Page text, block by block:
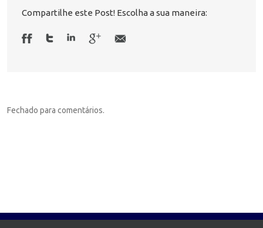
Compartilhe este Post! Escolha a sua maneira:
Fechado para comentários.